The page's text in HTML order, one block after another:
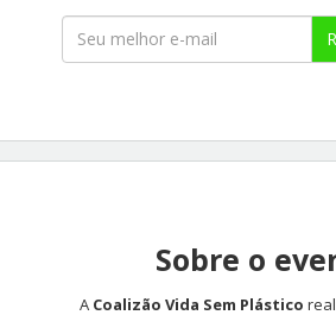
Sobre o
A Coalizão Vida Sem Plástico